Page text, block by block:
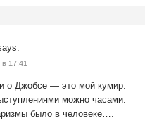
17:41
о Джобсе — это мой кумир.
можно часами.
было в человеке….